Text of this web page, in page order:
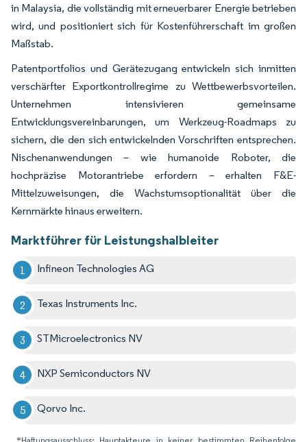
in Malaysia, die vollständig mit erneuerbarer Energie betrieben
wird, und positioniert sich für Kostenführerschaft im großen
Maßstab.
Patentportfolios und Gerätezugang entwickeln sich inmitten
verschärfter Exportkontrollregime zu Wettbewerbsvorteilen.
Unternehmen intensivieren gemeinsame
Entwicklungsvereinbarungen, um Werkzeug-Roadmaps zu
sichern, die den sich entwickelnden Vorschriften entsprechen.
Nischenanwendungen – wie humanoide Roboter, die
hochpräzise Motorantriebe erfordern – erhalten F&E-
Mittelzuweisungen, die Wachstumsoptionalität über die
Kernmärkte hinaus erweitern.
Marktführer für Leistungshalbleiter
Infineon Technologies AG
Texas Instruments Inc.
STMicroelectronics NV
NXP Semiconductors NV
Qorvo Inc.